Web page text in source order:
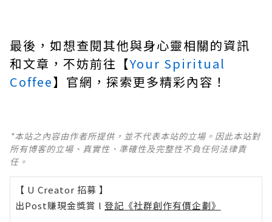
最後，如想查閱其他與身心靈相關的資訊
和文章，不妨前往【Your Spiritual
Coffee】官網，探索更多精彩內容！
*本站之內容由作者所提供，並不代表本站的立場。因此本站對
所有博客的立場、真實性、準確性及完整性不負任何法律責
任。
【 U Creator 招募 】
出Post賺現金獎賞 l 登記《社群創作有價企劃》